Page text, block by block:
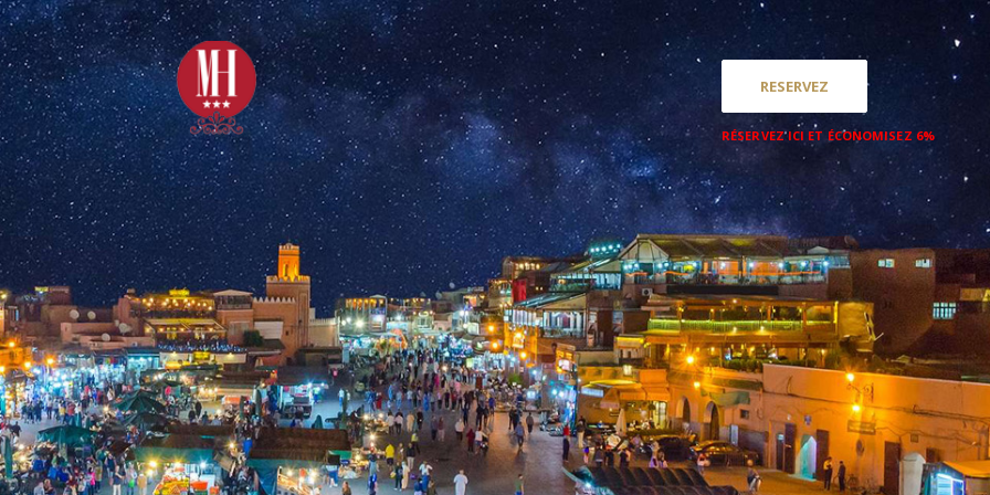
RESERVEZ
RÉSERVEZ ICI ET ÉCONOMISEZ 6%